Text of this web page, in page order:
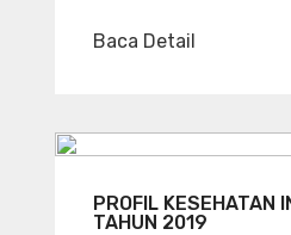
Baca Detail
PROFIL KESEHATAN
TAHUN 2019